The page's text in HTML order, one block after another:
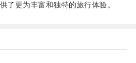
了更为丰富和独特的旅行体验。